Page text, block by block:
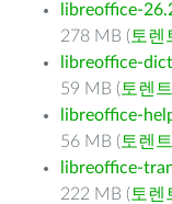
libreoffice-
278 MB ( 토렌
libreoffice-
59 MB ( 토렌트
libreoffice-
56 MB ( 토렌트
libreoffice-
222 MB ( 토렌